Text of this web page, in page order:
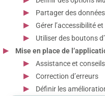
Partager des données
Gérer l’accessibilité
Utiliser des boutons
Mise en place de
Assistance et conseils
Correction d’erreurs
Définir les